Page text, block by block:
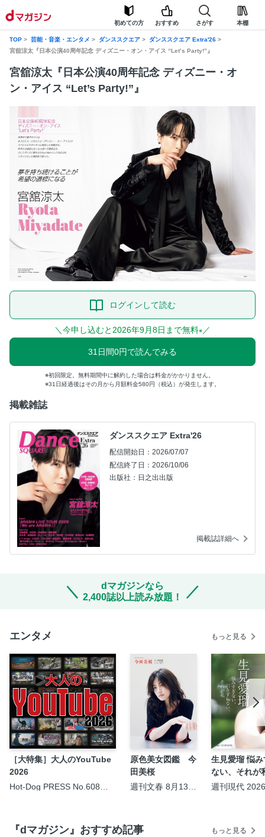
初めての方 おすすめ さがす 本棚
TOP 芸能・音楽・エンタメ ダンススクエア
ダンススクエア Extra'26
宮舘涼太『日本公演40周年記念 ディズニー・オン・アイス “Let’s Party!”』
宮舘涼太『日本公演40周年記念 ディズニー・オ
ン・アイス “Let’s Party!”』
ログインして読む
＼今申し込むと2026年9月8日まで無料※ ／
31日間0円で読んでみる
初回限定。無料期間中に解約した場合は料金がかかりません。
31日経過後はその月から月額料金580円（税込）が発生します。
掲載雑誌
ダンススクエア Extra'26
配信開始日：2026/07/07
配信終了日：2026/10/06
出版社：日之出出版
掲載誌詳細へ
dマガジンなら
2,400誌以上読み放題！
エンタメ もっと見る
［大特集］大人のYouTube
2026
Hot-Dog PRESS No.608
原色美女図鑑 今
田美桜
週刊文春 8月13・
生見愛瑠 悩
ない、それが
週刊現代
『dマガジン』おすすめ記事 もっと見る